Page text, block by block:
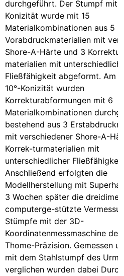
durchgeführt. Der Stumpf mit
Konizität wurde mit 15
Materialkombinationen aus 5
Vorabdruckmaterialien mit
Shore-A-Härte und 3
materialien mit
Fließfähigkeit abgeformt. Am
10°-Konizität wurden
Korrekturabformungen mit 6
Materialkombinationen
bestehend aus 3
mit verschiedener Shore-A-
Korrek-turmaterialien mit
unterschiedlicher
Anschließend erfolgten die
Modellherstellung mit
3 Wochen später die
computerge-stützte
Stümpfe mit der 3D-
Koordinatenmessmaschine der
Thome-Präzision. Gemessen
mit dem Stahlstumpf des
verglichen wurden dabei